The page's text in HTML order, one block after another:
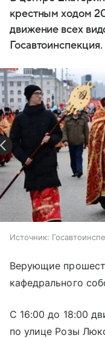
крестным ходом
движение всех
Госавтоинспекция.
Источник:
Верующие
кафедрального
С 16:00 до 18:00
по улице Розы